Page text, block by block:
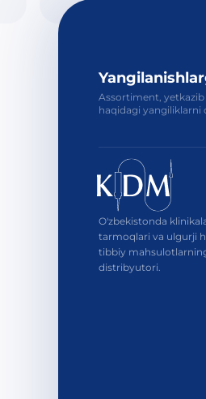
Assortiment,
haqidagi yangiliklarni
O'zbekistonda
tarmoqlari va ulgurji
tibbiy
distribyutori.